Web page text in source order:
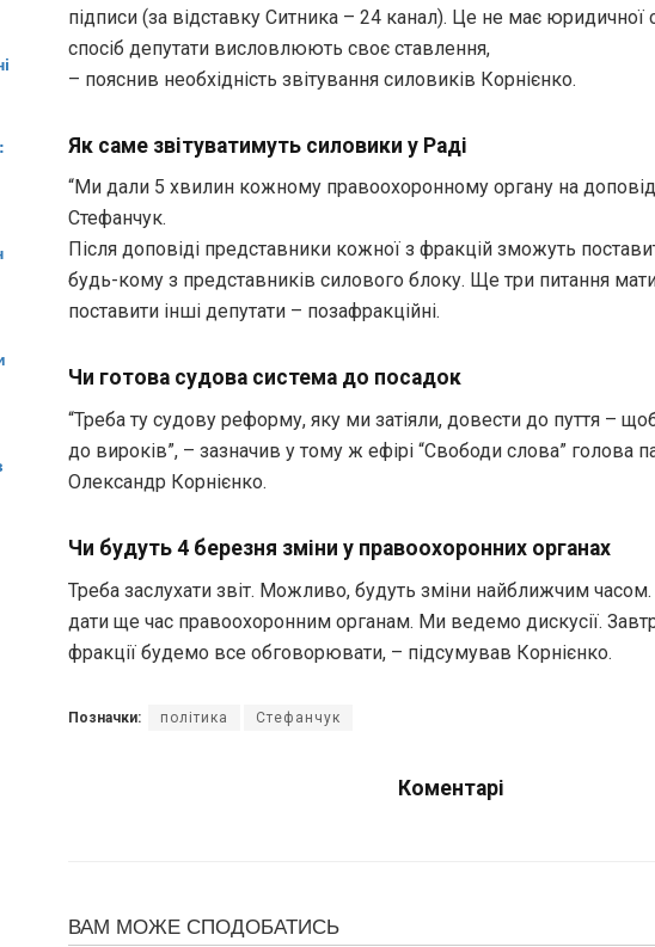
підписи (за відставку Ситника – 24 канал). Це не має юридичної
спосіб депутати висловлюють своє ставлення,
– пояснив необхідність звітування силовиків Корнієнко.
Як саме звітуватимуть силовики у Раді
“Ми дали 5 хвилин кожному правоохоронному органу на
Стефанчук.
Після доповіді представники кожної з фракцій зможуть
будь-кому з представників силового блоку. Ще три питання
поставити інші депутати – позафракційні.
Чи готова судова система до посадок
“Треба ту судову реформу, яку ми затіяли, довести до пуття –
до вироків”, – зазначив у тому ж ефірі “Свободи слова” голова
Олександр Корнієнко.
Чи будуть 4 березня зміни у правоохоронних органах
Треба заслухати звіт. Можливо, будуть зміни найближчим
дати ще час правоохоронним органам. Ми ведемо дискусії.
фракції будемо все обговорювати, – підсумував Корнієнко.
Позначки: політика Стефанчук
Коментарі